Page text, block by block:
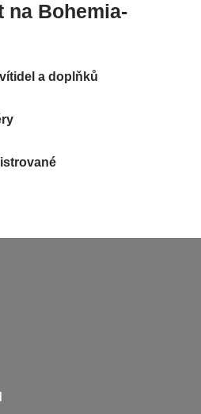
na Bohemia-
a doplňků